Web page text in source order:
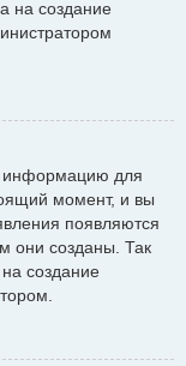
на создание
информацию для
момент, и вы
появляются
они созданы. Так
создание